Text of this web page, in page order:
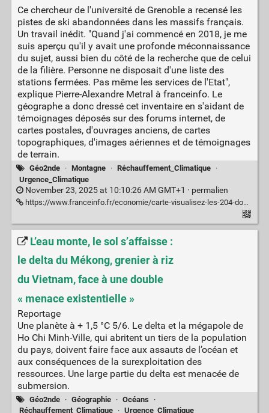
Ce chercheur de l'université de Grenoble a recensé les
pistes de ski abandonnées dans les massifs français.
Un travail inédit. "Quand j'ai commencé en 2018, je me
suis aperçu qu'il y avait une profonde méconnaissance
du sujet, aussi bien du côté de la recherche que de celui
de la filière. Personne ne disposait d'une liste des
stations fermées. Pas même les services de l'Etat",
explique Pierre-Alexandre Metral à franceinfo. Le
géographe a donc dressé cet inventaire en s'aidant de
témoignages déposés sur des forums internet, de
cartes postales, d'ouvrages anciens, de cartes
topographiques, d'images aériennes et de témoignages
de terrain.
Géo2nde · Montagne · Réchauffement_Climatique ·
Urgence_Climatique
November 23, 2025 at 10:10:26 AM GMT+1 · permalien
https://www.franceinfo.fr/economie/carte-visualisez-les-204-domaines-de-ski-fermes-depuis-1950-dans-les-massifs-francais_7611482.html
L’eau monte, le sol s’affaisse :
le delta du Mékong, grenier à riz
du Vietnam, face à une double
« menace existentielle »
Reportage
Une planète à + 1,5 °C 5/6. Le delta et la mégapole de
Ho Chi Minh-Ville, qui abritent un tiers de la population
du pays, doivent faire face aux assauts de l’océan et
aux conséquences de la surexploitation des
ressources. Une large partie du delta est menacée de
submersion.
Géo2nde · Géographie · Océans
·
Réchauffement_Climatique
· Urgence_Climatique